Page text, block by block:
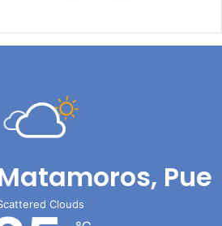
Pue
Clouds